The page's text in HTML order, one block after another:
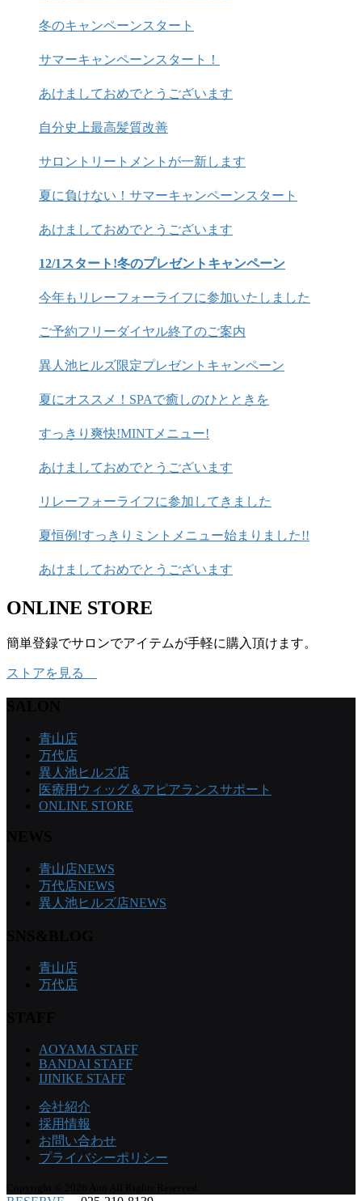
冬のキャンペーンスタート
サマーキャンペーンスタート！
あけましておめでとうございます
自分史上最高髪質改善
サロントリートメントが一新します
夏に負けない！サマーキャンペーンスタート
あけましておめでとうございます
12/1スタート!冬のプレゼントキャンペーン
今年もリレーフォーライフに参加いたしました
ご予約フリーダイヤル終了のご案内
異人池ヒルズ限定プレゼントキャンペーン
夏にオススメ！SPAで癒しのひとときを
すっきり爽快!MINTメニュー!
あけましておめでとうございます
リレーフォーライフに参加してきました
夏恒例!すっきりミントメニュー始まりました!!
あけましておめでとうございます
ONLINE STORE
簡単登録でサロンでアイテムが手軽に購入頂けます。
ストアを見る
青山店
万代店
異人池ヒルズ店
医療用ウィッグ＆アピアランスサポート
ONLINE STORE
青山店NEWS
万代店NEWS
異人池ヒルズ店NEWS
青山店
万代店
AOYAMA STAFF
BANDAI STAFF
IJINIKE STAFF
会社紹介
採用情報
お問い合わせ
プライバシーポリシー